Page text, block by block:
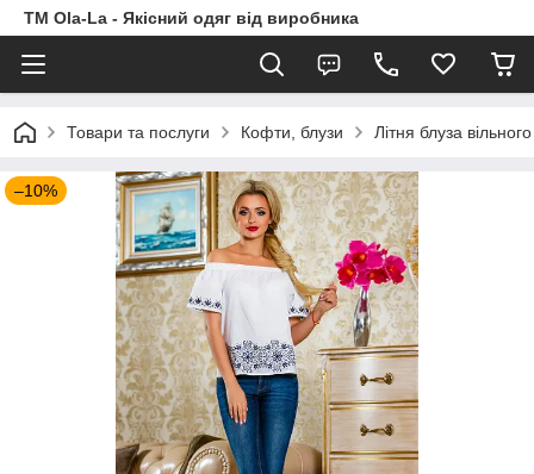
TM Ola-La - Якісний одяг від виробника
Товари та послуги Кофти, блузи Літня блуза
–10%